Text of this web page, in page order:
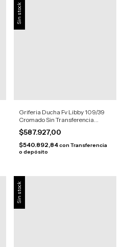
Sin stock
Griferia Ducha Fv Libby 109/39
Cromado Sin Transferencia
Plateado
$587.927,00
$540.892,84con Transferencia
o depósito
Sin stock